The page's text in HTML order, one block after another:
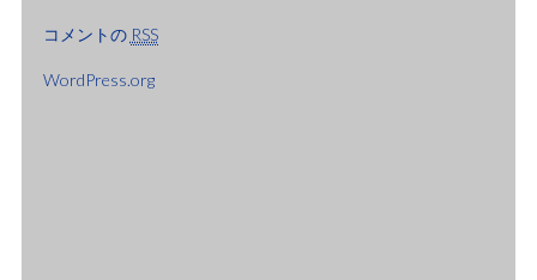
コメントの RSS
WordPress.org